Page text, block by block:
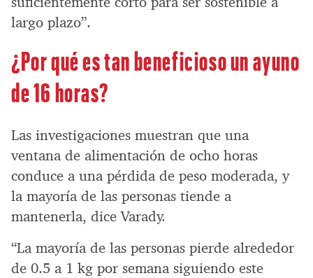
largo plazo”.
¿Por qué es tan beneficioso un ayuno
de 16 horas?
Las investigaciones muestran que una
ventana de alimentación de ocho horas
conduce a una pérdida de peso moderada, y
la mayoría de las personas tiende a
mantenerla, dice Varady.
“La mayoría de las personas pierde alrededor
de 0.5 a 1 kg por semana siguiendo este